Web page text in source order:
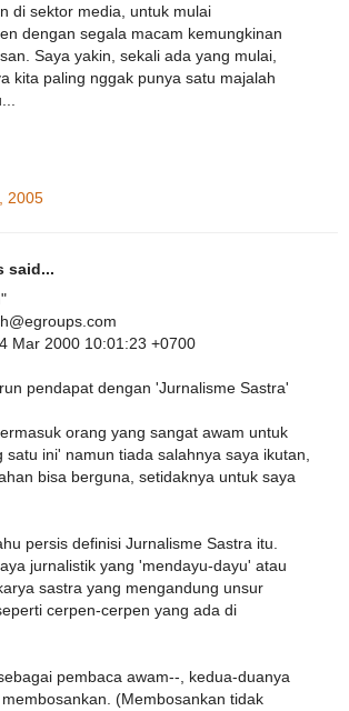
di sektor media, untuk mulai
dengan segala macam kemungkinan
Saya yakin, sekali ada yang mulai,
kita paling nggak punya satu majalah
2005
said...
Mar 2000 10:01:23 +0700
pendapat dengan 'Jurnalisme Sastra'
orang yang sangat awam untuk
satu ini' namun tiada salahnya saya ikutan,
bisa berguna, setidaknya untuk saya
persis definisi Jurnalisme Sastra itu.
jurnalistik yang 'mendayu-dayu' atau
sastra yang mengandung unsur
cerpen-cerpen yang ada di
pembaca awam--, kedua-duanya
(Membosankan tidak